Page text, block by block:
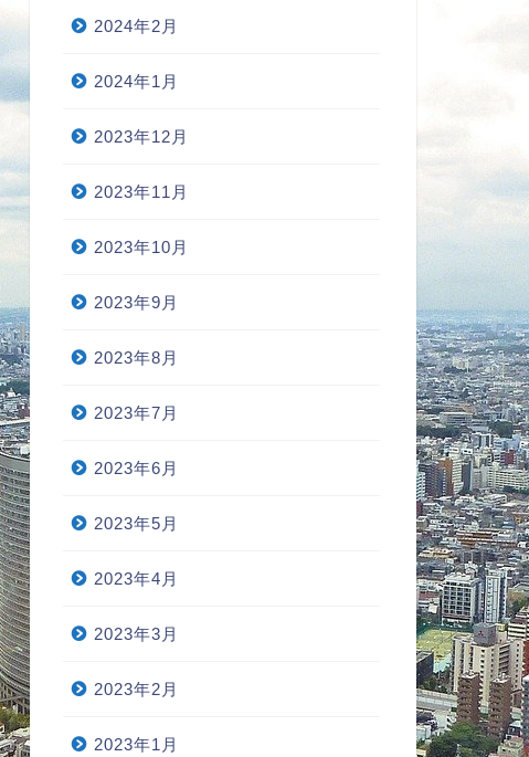
2024年2月
2024年1月
2023年12月
2023年11月
2023年10月
2023年9月
2023年8月
2023年7月
2023年6月
2023年5月
2023年4月
2023年3月
2023年2月
2023年1月